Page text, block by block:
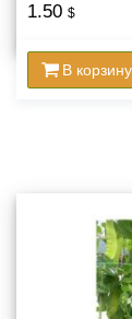
1.50 $
В корзину